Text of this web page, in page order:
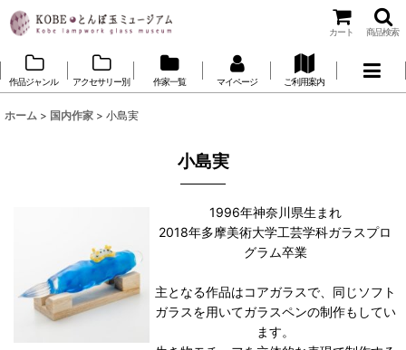
カート 商品検索
作品ジャンル アクセサリー別 作家一覧 マイページ ご利用案内
ホーム > 国内作家 > 小島実
小島実
1996年神奈川県生まれ
2018年多摩美術大学工芸学科ガラスプロ
グラム卒業
主となる作品はコアガラスで、同じソフト
ガラスを用いてガラスペンの制作もしてい
ます。